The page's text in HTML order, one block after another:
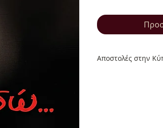
Αποστολές στην
Οι αποστολές